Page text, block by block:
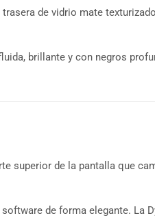
de vidrio mate
brillante y con negros
superior de la pantalla que
de forma elegante. La